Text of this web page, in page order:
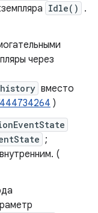
Idle()
.
через
вместо
)
;
(